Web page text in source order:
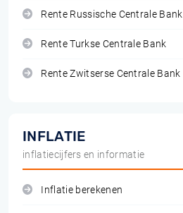
Rente Russische Centrale Bank
Rente Turkse Centrale Bank
Rente Zwitserse Centrale Bank
INFLATIE
inflatiecijfers en informatie
Inflatie berekenen